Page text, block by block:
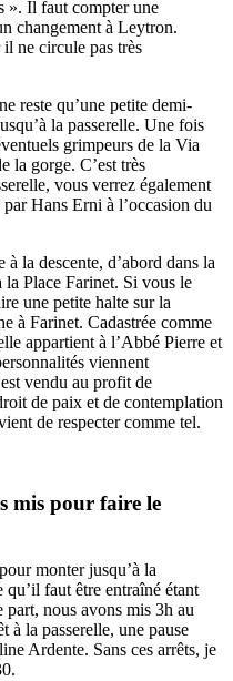
». Il faut compter une
changement à Leytron.
ne circule pas très
reste qu’une petite demi-
la passerelle. Une fois
grimpeurs de la Via
la gorge. C’est très
vous verrez également
Hans Erni à l’occasion du
la descente, d’abord dans la
la Place Farinet. Si vous le
une petite halte sur la
à Farinet. Cadastrée comme
appartient à l’Abbé Pierre et
viennent
vendu au profit de
de paix et de contemplation
de respecter comme tel.
mis pour faire le
monter jusqu’à la
qu’il faut être entraîné étant
nous avons mis 3h au
à la passerelle, une pause
Ardente. Sans ces arrêts, je